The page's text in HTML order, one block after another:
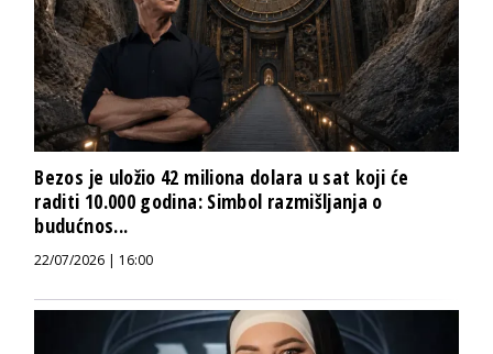
Bezos je uložio 42 miliona dolara u sat koji će
raditi 10.000 godina: Simbol razmišljanja o
budućnos...
22/07/2026 | 16:00